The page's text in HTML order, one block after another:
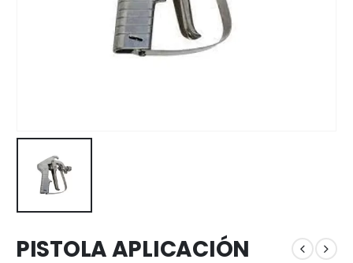
PISTOLA APLICACIÓN